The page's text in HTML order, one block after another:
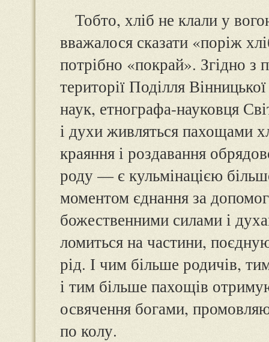
Тобто, хліб не клали у
вважалося сказати «поріж
потрібно «покрай». Згідно
території Поділля
наук, етнографа-науковця
і духи живляться пахощами
краяння і роздавання
роду — є кульмінацією
моментом єднання за
божественними силами і
ломиться на частини,
рід. І чим більше родичів,
і тим більше пахощів
освячення богами,
по колу.